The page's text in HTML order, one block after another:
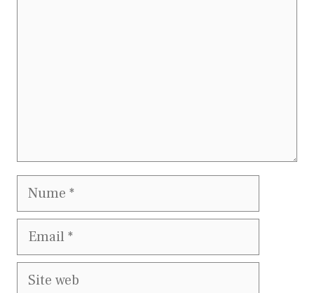
Nume
Email
Site